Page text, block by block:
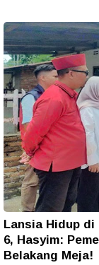
Lansia Hidup di
6, Hasyim:
Belakang Meja!